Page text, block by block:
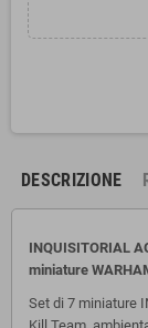
DESCRIZIONE
INQUISITORIAL
miniature
Set di 7 miniature